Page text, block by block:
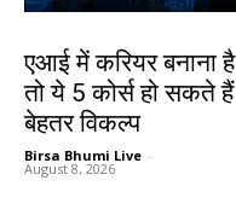
एआई में करियर बनाना है
तो ये 5 कोर्स हो सकते हैं
बेहतर विकल्प
Birsa Bhumi Live -
August 8, 2026